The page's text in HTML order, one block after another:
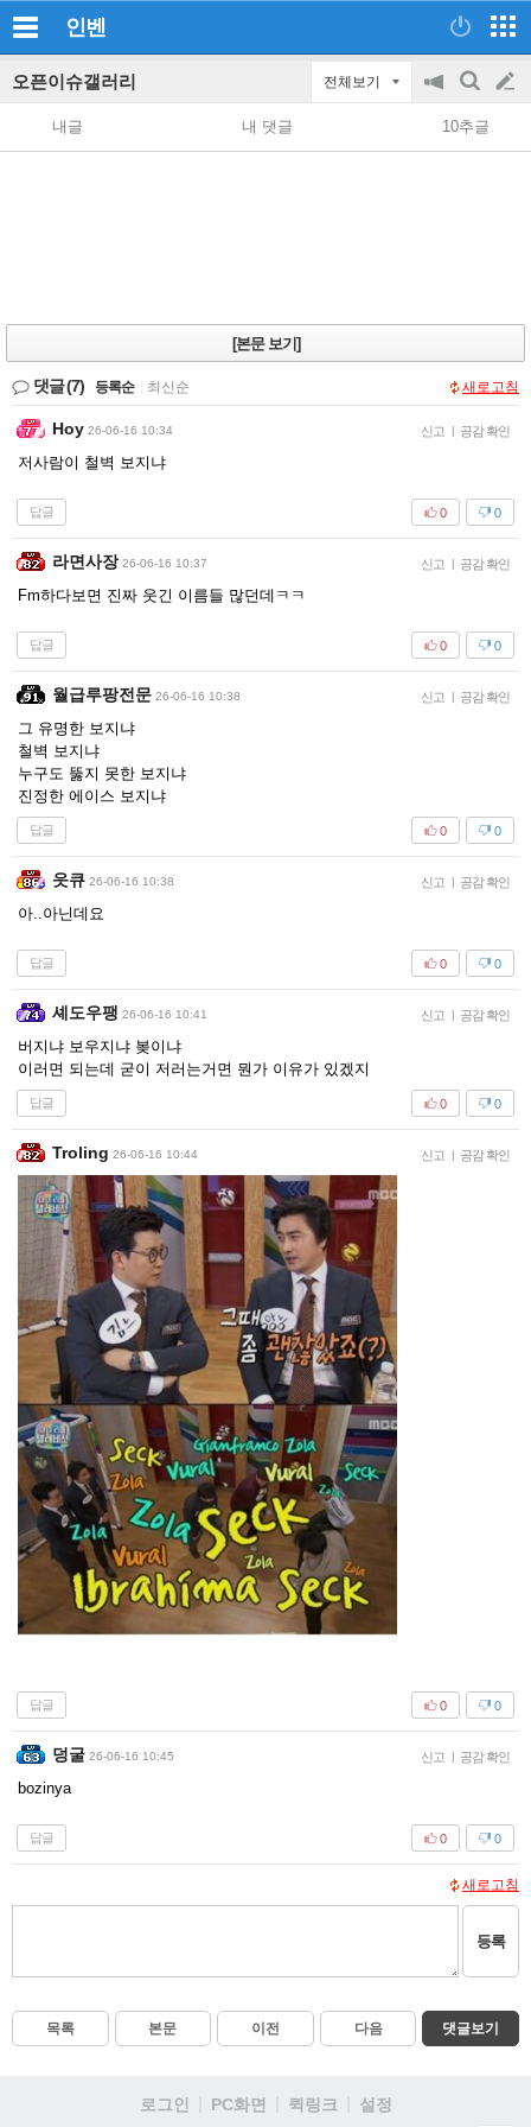
인벤
오픈이슈갤러리 전체보기
공
지
on/off
검
색
글
쓰
내글 내 댓글 10추글
[본문 보기]
댓글(7) 등록순 최신순 새로고침
Hoy 26-06-16 10:34 신고 | 공감 확인
저사람이 철벽 보지냐
답글 0
0
라면사장 26-06-16 10:37 신고 | 공감 확인
Fm하다보면 진짜 웃긴 이름들 많던데ㅋㅋ
답글 0
0
월급루팡전문 26-06-16 10:38 신고 | 공감 확인
그 유명한 보지냐
철벽 보지냐
누구도 뚫지 못한 보지냐
진정한 에이스 보지냐
답글 0
0
읏큐 26-06-16 10:38 신고 | 공감 확인
아..아닌데요
답글 0
0
셰도우팽 26-06-16 10:41 신고 | 공감 확인
버지냐 보우지냐 봊이냐
이러면 되는데 굳이 저러는거면 뭔가 이유가 있겠지
답글 0
0
Troling 26-06-16 10:44 신고 | 공감 확인
답글 0
0
덩굴 26-06-16 10:45 신고 공감 확인
bozinya
답글 0
0
새로고침
등록
목록 본문 이전 다음 댓글보기
로그인 PC화면 퀵링크
설정